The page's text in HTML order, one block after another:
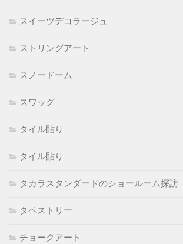
スイーツデコラージュ
ストリングアート
スノードーム
スワッグ
タイル貼り
タイル貼り
タカラスタンダードのショールーム探訪
タペストリー
チョークアート